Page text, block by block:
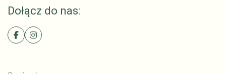
Dołącz do nas: